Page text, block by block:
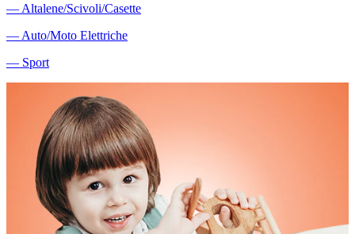
― Altalene/Scivoli/Casette
― Auto/Moto Elettriche
― Sport